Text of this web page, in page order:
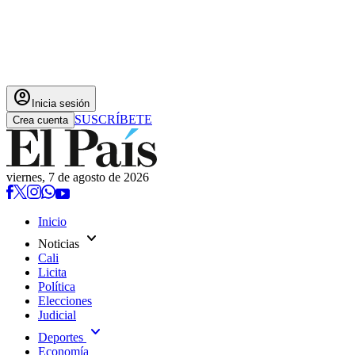
account_circle Inicia sesión
Crea cuenta SUSCRÍBETE
viernes, 7 de agosto de 2026
Inicio
Noticias expand_more
Cali
Licita
Política
Elecciones
Judicial
Deportes expand_more
Economía